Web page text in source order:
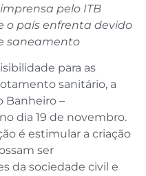
pelo ITB
o país enfrenta devido
saneamento
para as
sanitário, a
Banheiro –
dia 19 de novembro.
é estimular a criação
ser
da sociedade civil e